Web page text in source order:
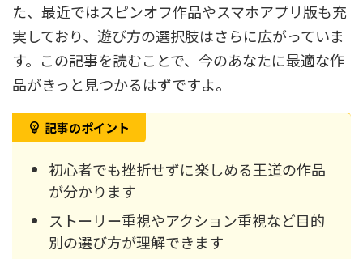
た、最近ではスピンオフ作品やスマホアプリ版も充
実しており、遊び方の選択肢はさらに広がっていま
す。この記事を読むことで、今のあなたに最適な作
品がきっと見つかるはずですよ。
記事のポイント
初心者でも挫折せずに楽しめる王道の作品
が分かります
ストーリー重視やアクション重視など目的
別の選び方が理解できます